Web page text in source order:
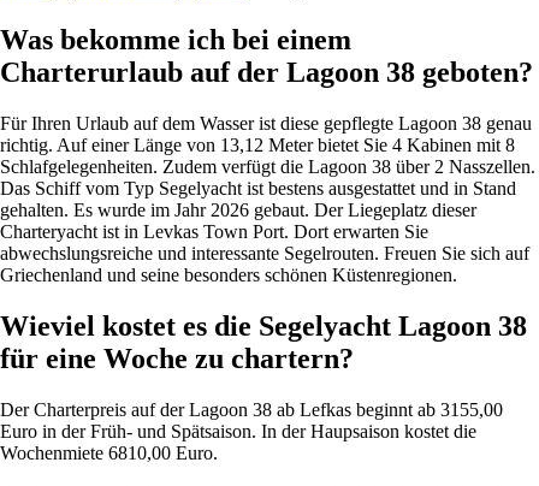
Was bekomme ich bei einem
Charterurlaub auf der Lagoon 38 geboten?
Für Ihren Urlaub auf dem Wasser ist diese gepflegte Lagoon 38 genau
richtig. Auf einer Länge von 13,12 Meter bietet Sie 4 Kabinen mit 8
Schlafgelegenheiten. Zudem verfügt die Lagoon 38 über 2 Nasszellen.
Das Schiff vom Typ Segelyacht ist bestens ausgestattet und in Stand
gehalten. Es wurde im Jahr 2026 gebaut. Der Liegeplatz dieser
Charteryacht ist in Levkas Town Port. Dort erwarten Sie
abwechslungsreiche und interessante Segelrouten. Freuen Sie sich auf
Griechenland und seine besonders schönen Küstenregionen.
Wieviel kostet es die Segelyacht Lagoon 38
für eine Woche zu chartern?
Der Charterpreis auf der Lagoon 38 ab Lefkas beginnt ab 3155,00
Euro in der Früh- und Spätsaison. In der Haupsaison kostet die
Wochenmiete 6810,00 Euro.